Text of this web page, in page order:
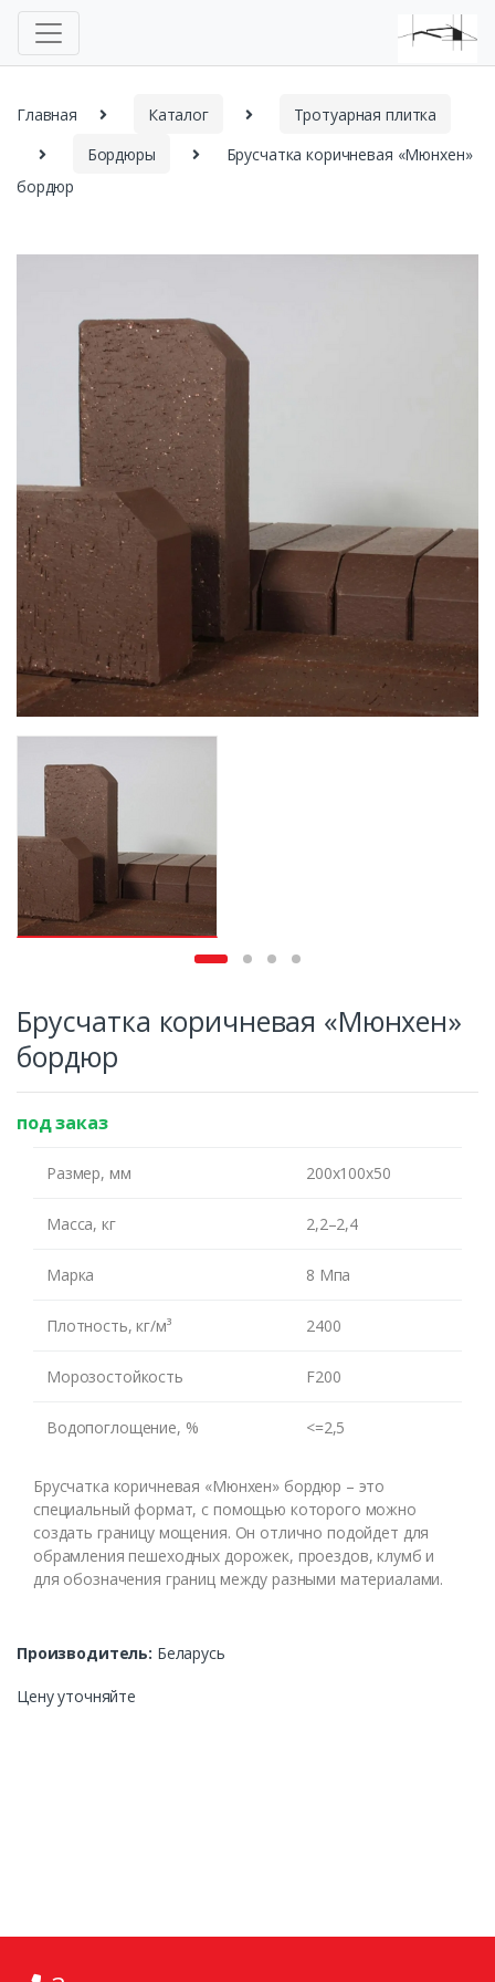
Главная Каталог
Тротуарная плитка
Бордюры
Брусчатка коричневая «Мюнхен»
бордюр
Брусчатка коричневая «Мюнхен»
бордюр
под заказ
Размер, мм 200х100х50
Масса, кг 2,2–2,4
Марка 8 Мпа
Плотность, кг/м³ 2400
Морозостойкость F200
Водопоглощение, % <=2,5
Брусчатка коричневая «Мюнхен» бордюр – это
специальный формат, с помощью которого можно
создать границу мощения. Он отлично подойдет для
обрамления пешеходных дорожек, проездов, клумб и
для обозначения границ между разными материалами.
Производитель: Беларусь
Цену уточняйте
Оставьте номер и мы
перезвоним Вам